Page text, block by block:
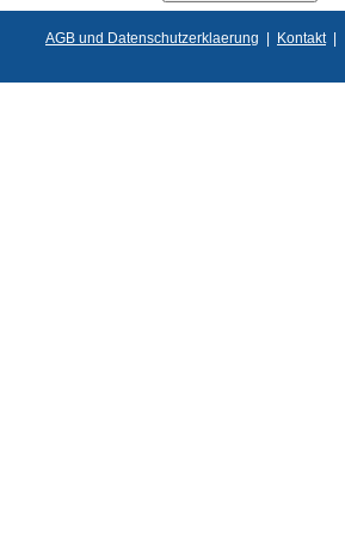
AGB und Datenschutzerklaerung | Kontakt|